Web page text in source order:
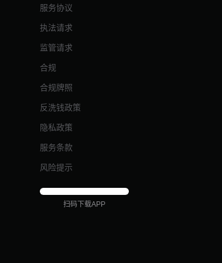
服务协议
执法请求
监管请求
合规
合规牌照
反洗钱政策
隐私政策
服务条款
风险提示
扫码下载APP